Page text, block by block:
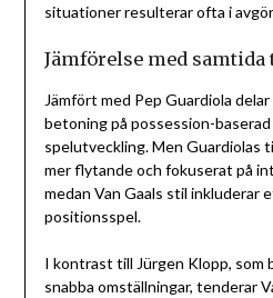
situationer resulterar ofta i
Jämförelse med samtida
Jämfört med Pep Guardiola
betoning på possession-
spelutveckling. Men Guardiolas
mer flytande och fokuserat på
medan Van Gaals stil
positionsspel.
I kontrast till Jürgen Klopp, som
snabba omställningar, tenderar